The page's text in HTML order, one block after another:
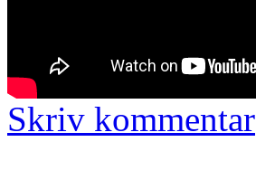
Skriv kommentar